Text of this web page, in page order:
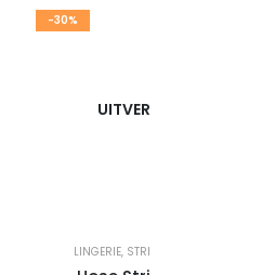
-30%
UITVERKOCHT
LINGERIE, STRING